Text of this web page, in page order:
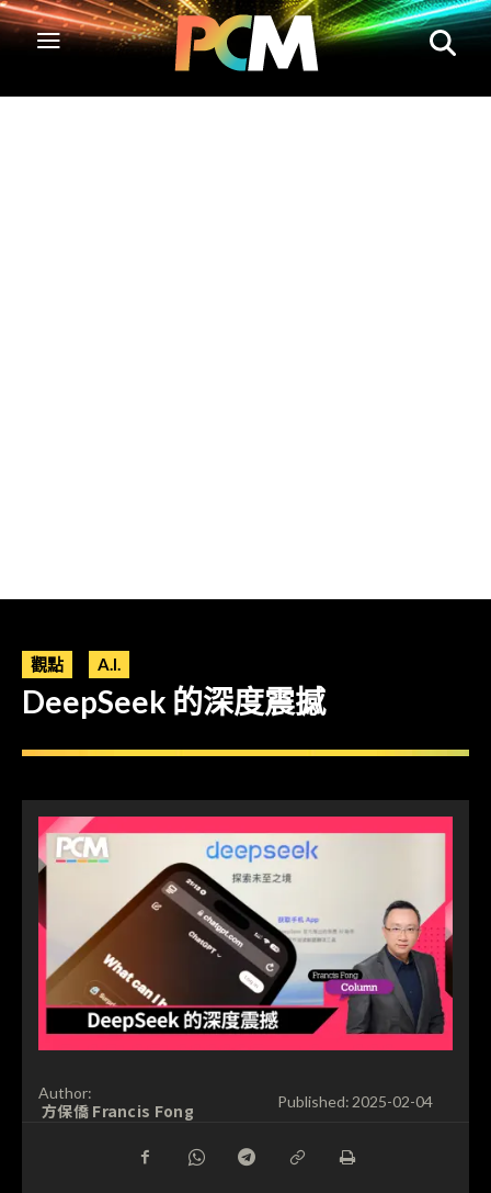
觀點 A.I.
DeepSeek 的深度震撼
Author:
方保僑 Francis Fong Published: 2025-02-04